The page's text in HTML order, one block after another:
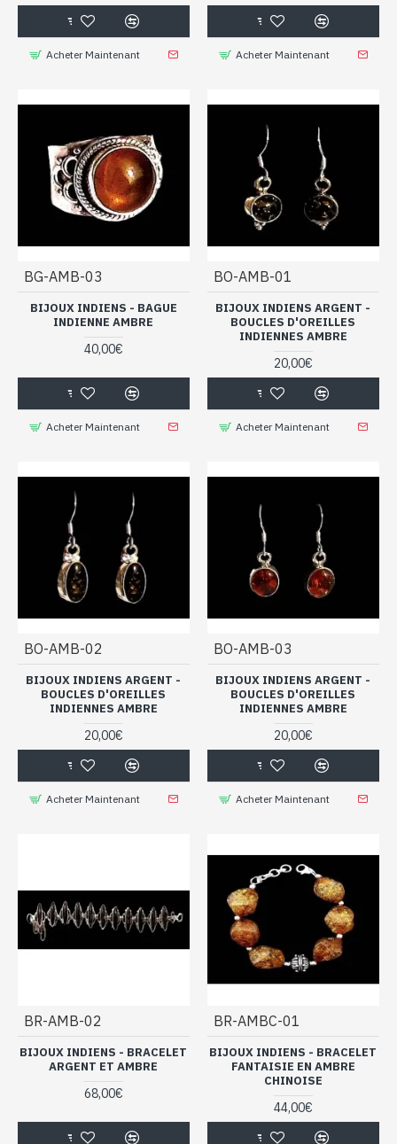
Acheter Maintenant Acheter Maintenant
BG-AMB-03
BIJOUX INDIENS - BAGUE
INDIENNE AMBRE
40,00€
Acheter Maintenant
BO-AMB-01
BIJOUX INDIENS ARGENT -
BOUCLES D'OREILLES
INDIENNES AMBRE
20,00€
Acheter Maintenant
BO-AMB-02
BIJOUX INDIENS ARGENT -
BOUCLES D'OREILLES
INDIENNES AMBRE
20,00€
Acheter Maintenant
BO-AMB-03
BIJOUX INDIENS ARGENT -
BOUCLES D'OREILLES
INDIENNES AMBRE
20,00€
Acheter Maintenant
BR-AMB-02
BIJOUX INDIENS - BRACELET
ARGENT ET AMBRE
68,00€
BR-AMBC-01
BIJOUX INDIENS - BRACELET
FANTAISIE EN AMBRE
CHINOISE
44,00€